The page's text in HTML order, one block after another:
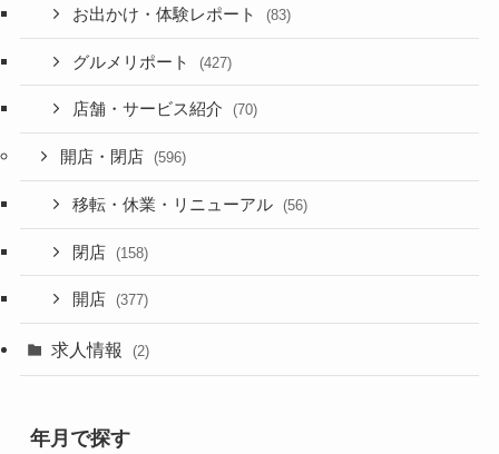
お出かけ・体験レポート (83)
グルメリポート (427)
店舗・サービス紹介 (70)
開店・閉店 (596)
移転・休業・リニューアル (56)
閉店 (158)
開店 (377)
求人情報 (2)
年月で探す